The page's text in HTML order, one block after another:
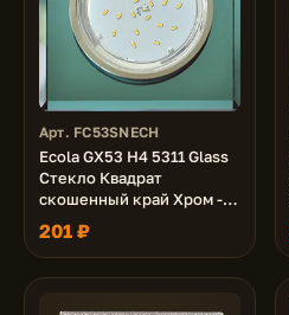
Арт. FC53SNECH
Ecola GX53 H4 5311 Glass
Стекло Квадрат
скошенный край Хром -
изумруд 38x120x120 (к+)
201 ₽